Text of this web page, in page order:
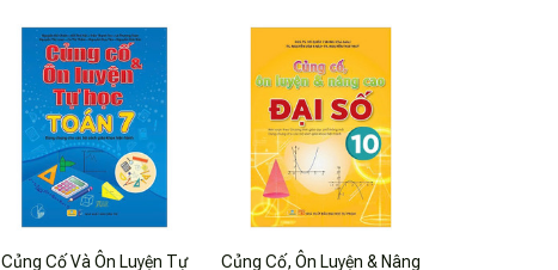
Củng Cố Và Ôn Luyện Tự
Củng Cố, Ôn Luyện & Nâng